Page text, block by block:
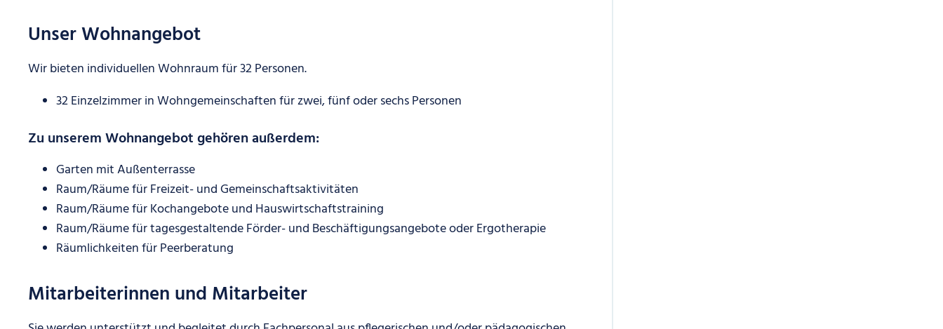
Unser Wohnangebot
Wir bieten individuellen Wohnraum für 32 Personen.
32 Einzelzimmer in Wohngemeinschaften für zwei, fünf oder sechs Personen
Zu unserem Wohnangebot gehören außerdem:
Garten mit Außenterrasse
Raum/Räume für Freizeit- und Gemeinschaftsaktivitäten
Raum/Räume für Kochangebote und Hauswirtschaftstraining
Raum/Räume für tagesgestaltende Förder- und Beschäftigungsangebote oder Ergotherapie
Räumlichkeiten für Peerberatung
Mitarbeiterinnen und Mitarbeiter